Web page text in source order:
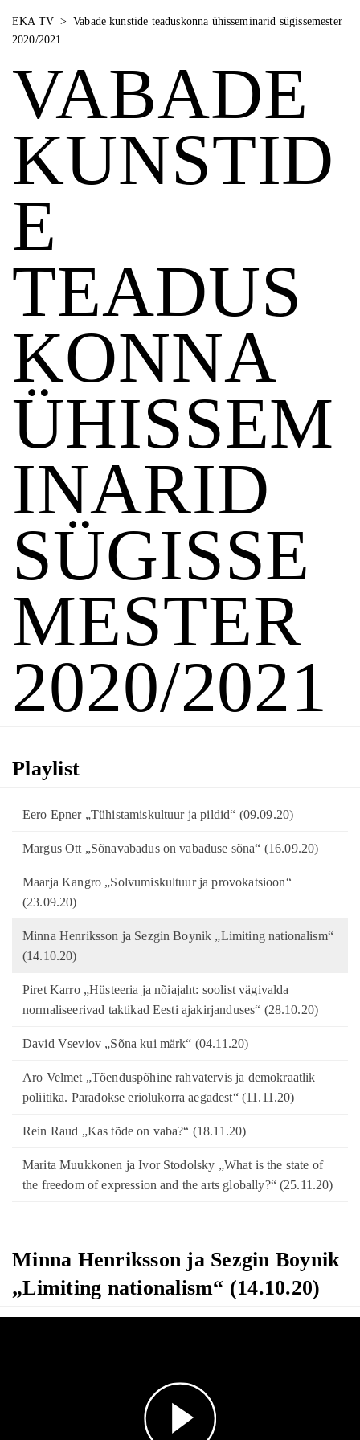
EKA TV > Vabade kunstide teaduskonna ühisseminarid sügissemester
2020/2021
VABADE
KUNSTID
E
TEADUS
KONNA
ÜHISSEM
INARID
SÜGISSE
MESTER
2020/2021
Playlist
Eero Epner „Tühistamiskultuur ja pildid“ (09.09.20)
Margus Ott „Sõnavabadus on vabaduse sõna“ (16.09.20)
Maarja Kangro „Solvumiskultuur ja provokatsioon“
(23.09.20)
Minna Henriksson ja Sezgin Boynik „Limiting nationalism“
(14.10.20)
Piret Karro „Hüsteeria ja nõiajaht: soolist vägivalda
normaliseerivad taktikad Eesti ajakirjanduses“ (28.10.20)
David Vseviov „Sõna kui märk“ (04.11.20)
Aro Velmet „Tõenduspõhine rahvatervis ja demokraatlik
poliitika. Paradokse eriolukorra aegadest“ (11.11.20)
Rein Raud „Kas tõde on vaba?“ (18.11.20)
Marita Muukkonen ja Ivor Stodolsky „What is the state of
the freedom of expression and the arts globally?“ (25.11.20)
Minna Henriksson ja Sezgin Boynik
„Limiting nationalism“ (14.10.20)
Play